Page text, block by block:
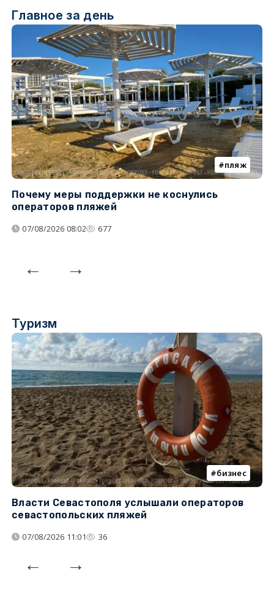
Главное за день
пляж
Почему меры поддержки не коснулись
операторов пляжей
07/08/2026 08:02 677
Туризм
бизнес
Власти Севастополя услышали операторов
севастопольских пляжей
07/08/2026 11:01 36